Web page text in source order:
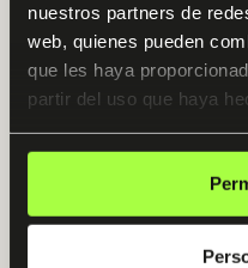
nuestros partners de
web, quienes pueden
que les haya
partir del uso que haya
El sistema definitivo
directivos que quieren
automatizar el reporting
tesorería y diseñar tesis
utilizando la IA más
sola línea de código.